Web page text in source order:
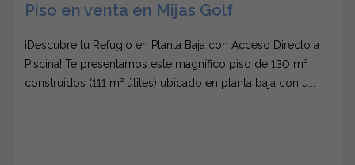
Piso en venta en Mijas Golf
¡Descubre tu Refugio en Planta Baja con Acceso Directo a
Piscina! Te presentamos este magnífico piso de 130 m²
construidos (111 m² útiles) ubicado en planta baja con u...